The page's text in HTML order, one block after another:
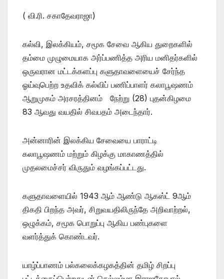
( வி.ரி. சகாதேவராஜா)
கல்வி, இலக்கியம், சமூக சேவை ஆகிய துறைகளில்
தம்மை முழுமையாக அர்ப்பணித்த அரிய மனிதர்களில்
ஒருவரான மட்டக்களப்பு களுதாவளையைச் சேர்ந்த
ஓய்வுபெற்ற உதவிக் கல்விப் பணிப்பாளர் கலாபூஷணம்
ஆறுமுகம் அரசரத்தினம் நேற்று (28) புதன்கிழமை
83 ஆவது வயதில் சிவபதம் அடைந்தார்.
அன்னாரின் இலக்கிய சேவையை பாராட்டி
கலாபூஷணம் மற்றும் கிழக்கு மாகாணத்தில்
முதலமைச்சர் விருதும் வழங்கப்பட்டது.
களுதாவளையில் 1943 ஆம் ஆண்டு ஆகஸ்ட் 9ஆம்
திகதி பிறந்த அவர், சிறுவயதிலிருந்தே அறிவாற்றல்,
ஒழுக்கம், சமூக பொறுப்பு ஆகிய பண்புகளை
வளர்த்துக் கொண்டவர்.
யாழ்ப்பாணம் பல்கலைக்கழகத்தின் தமிழ் சிறப்பு